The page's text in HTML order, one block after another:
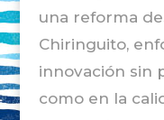
una reforma
Chiringuito,
innovación sin
como en la